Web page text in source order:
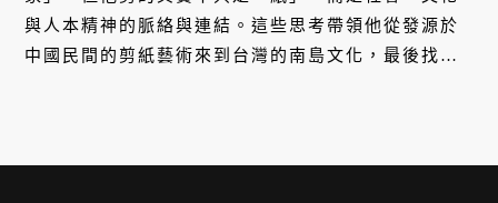
與人本精神的脈絡與連結。這些思考帶領他從發源於
中國民間的剪紙藝術來到台灣的南島文化，最後找到